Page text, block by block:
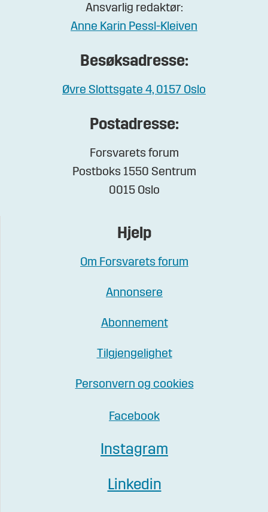
Ansvarlig redaktør:
Anne Karin Pessl-Kleiven
Besøksadresse:
Øvre Slottsgate 4, 0157 Oslo
Postadresse:
Forsvarets forum
Postboks 1550 Sentrum
0015 Oslo
Hjelp
Om Forsvarets forum
Annonsere
Abonnement
Tilgjengelighet
Personvern og cookies
Facebook
Instagram
Linkedin